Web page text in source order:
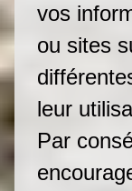
vos
ou sites
leur
Par